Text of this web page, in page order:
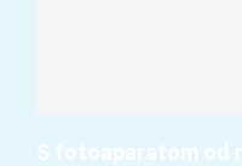
S fotoaparatom od